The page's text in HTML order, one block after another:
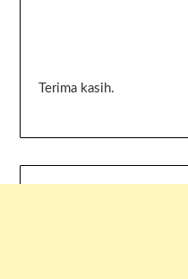
Terima kasih.